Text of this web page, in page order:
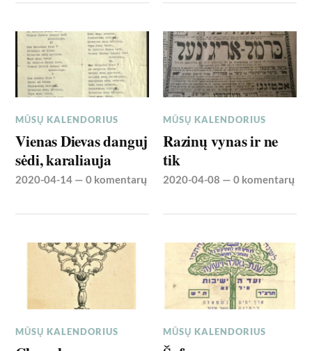
MŪSŲ KALENDORIUS
Vienas Dievas danguj
sėdi, karaliauja
2020-04-14 —0 komentarų
MŪSŲ KALENDORIUS
Razinų vynas ir ne
tik
2020-04-08 —0 komentarų
MŪSŲ KALENDORIUS MŪSŲ KALENDORIUS